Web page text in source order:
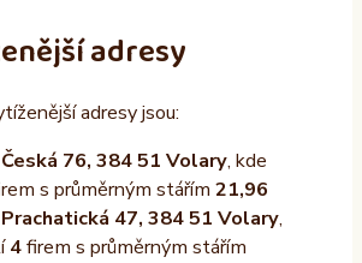
adresy
adresy jsou:
Česká 76, 384 51 Volary, kde
s průměrným stářím 21,96
Prachatická 47, 384 51 Volary,
4firem s průměrným stářím